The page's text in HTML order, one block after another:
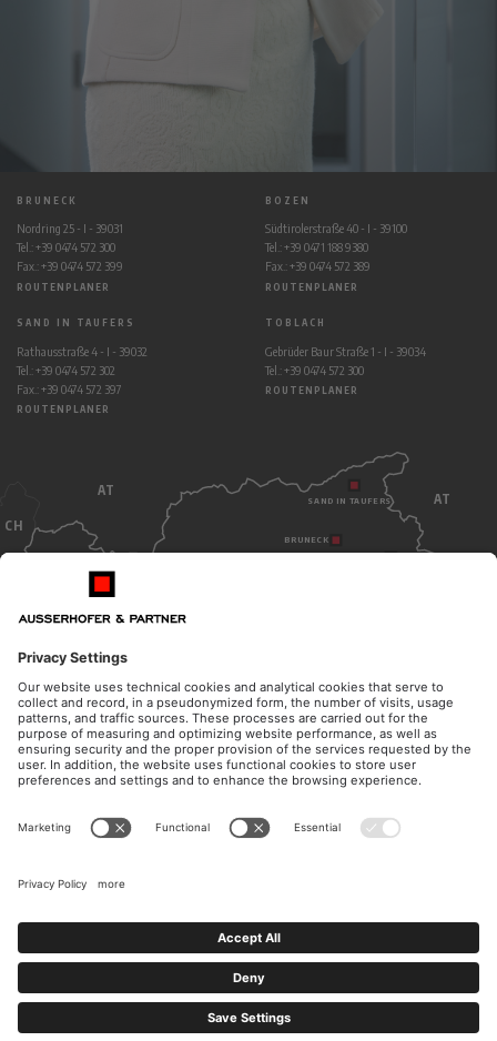
BRUNECK
Nordring 25 - I - 39031
Tel.: +39 0474 572 300
Fax.: +39 0474 572 399
ROUTENPLANER
BOZEN
Südtirolerstraße 40 - I - 39100
Tel.: +39 0471 188 9380
Fax.: +39 0474 572 389
ROUTENPLANER
SAND IN TAUFERS
Rathausstraße 4 - I - 39032
Tel.: +39 0474 572 302
Fax.: +39 0474 572 397
ROUTENPLANER
TOBLACH
Gebrüder Baur Straße 1 - I - 39034
Tel.: +39 0474 572 300
ROUTENPLANER
AT
AT
CH
ITALY
BRUNECK
SAND IN TAUFERS
Montag - Donnerstag
08:30 - 12:00 Uhr
Telefon
kanzleiausserhofer@legalmail.it
MwSt. Nr./UID Nr.: 02535910216 Impressum
Privacy & Cookie Policy
Whistleblowing
Zertifizierung